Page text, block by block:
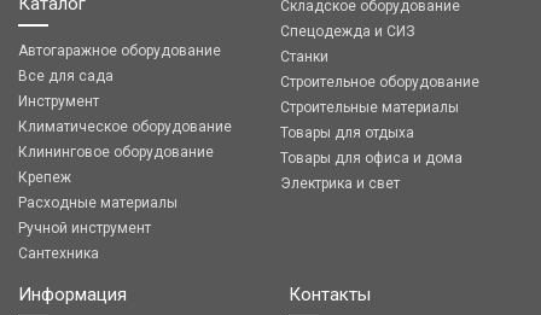
Автогаражное оборудование
Все для сада
Инструмент
Климатическое оборудование
Клининговое оборудование
Крепеж
Расходные материалы
Ручной инструмент
Сантехника
Складское оборудование
Спецодежда и СИЗ
Станки
Строительное оборудование
Строительные материалы
Товары для отдыха
Товары для офиса и дома
Электрика и свет
Информация Контакты